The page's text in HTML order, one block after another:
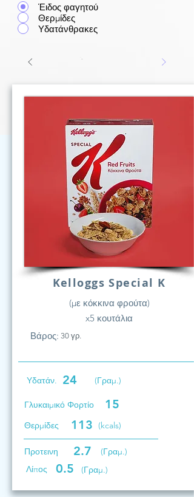
Έιδος φαγητού
Θερμίδες
Υδατάνθρακες
Kelloggs Special K
(με κόκκινα φρούτα)
x5 κουτάλια
Βάρος: 30 γρ.
Υδατάν. 24 (Γραμ.)
Γλυκαιμικό Φορτίο 15
Θερμίδες 113 (kcals)
Προτεινη 2.7
(Γραμ.)
Λίπος
0.5 (Γραμ.)